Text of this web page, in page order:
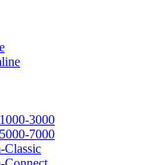
3000
7000
Classic